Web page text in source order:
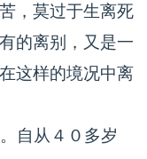
，莫过于生离死
的离别，又是一
这样的境况中离
自从４０多岁